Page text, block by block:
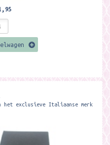
het exclusieve Italiaanse merk